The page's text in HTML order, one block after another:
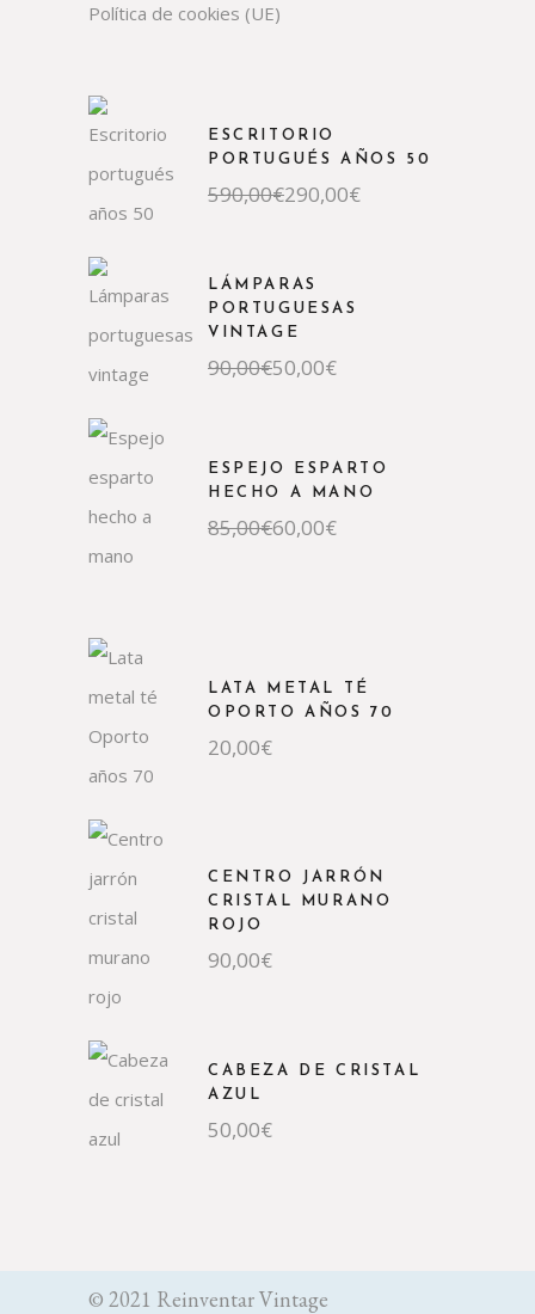
Política de cookies (UE)
ESCRITORIO
PORTUGUÉS AÑOS 50
590,00€
El
precio
590,00€.
290,00€
El
precio
290,00€.
LÁMPARAS
PORTUGUESAS
VINTAGE
90,00€
El
precio
50,00€
El
precio
ESPEJO ESPARTO
HECHO A MANO
85,00€
El
precio
60,00€
El
precio
LATA METAL TÉ
OPORTO AÑOS 70
20,00€
CENTRO JARRÓN
CRISTAL MURANO
ROJO
90,00€
CABEZA DE CRISTAL
AZUL
50,00€
© 2021 Reinventar Vintage